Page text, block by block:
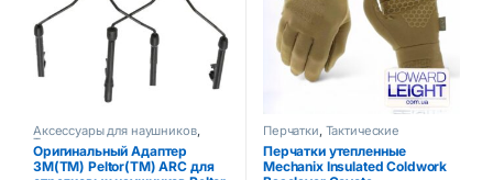
Аксессуары для наушников,
Тактические аксессуары
Оригинальный Адаптер
3M(TM) Peltor(TM) ARC для
Перчатки, Тактические
аксессуары
Перчатки утепленные
Mechanix Insulated Coldwork